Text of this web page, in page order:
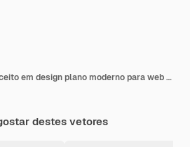
Back to school conceito em design plano moderno para web Estudante aprendendo on-line e estudando remotamente em laptop passa exame em aplicação móvel e obtendo tampa de graduação Ilustração vetorial
destes vetores